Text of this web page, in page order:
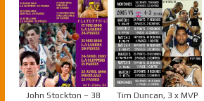
John Stockton – 38
Tim Duncan, 3 x MVP